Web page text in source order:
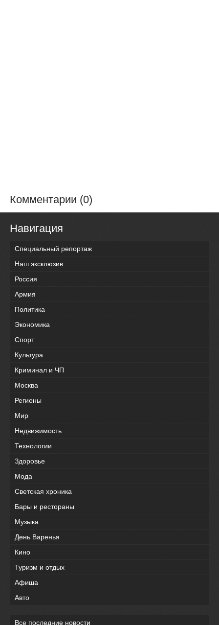
Комментарии (0)
Навигация
Специальный репортаж
Наш эксклюзив
Россия
Армия
Политика
Экономика
Спорт
Культура
Криминал и ЧП
Москва
Регионы
Мир
Недвижимость
Технологии
Здоровье
Мода
Светская хроника
Бары и рестораны
Музыка
День Варенья
Кино
Туризм и отдых
Афиша
Авто
Все последние новости